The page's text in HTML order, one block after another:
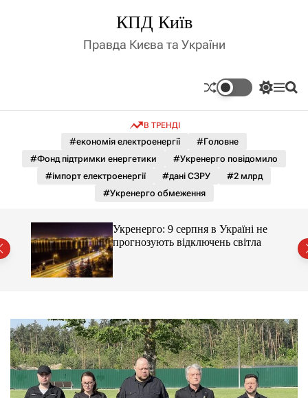
д
КПД Київ
Правда Києва та України
П
к
а
ь
о
р
е
ж
и
м
у
М П
В ТРЕНДІ
#економія електроенергії
#Головне
#Фонд підтримки енергетики
#Укренерго повідомило
#імпорт електроенергії
#дані СЗРУ
#2 млрд
#Укренерго обмеження
Укренерго: 9 серпня в Україні не
прогнозують відключень світла